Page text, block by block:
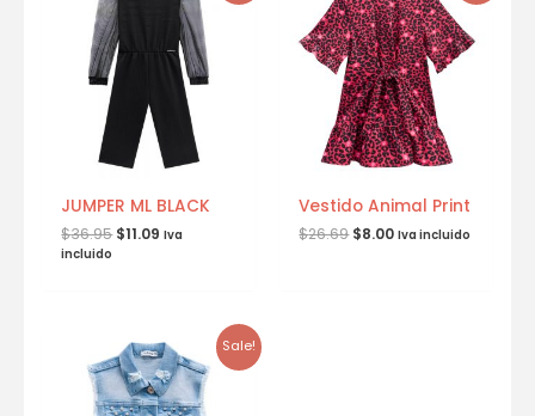
JUMPER ML BLACK
$36.95 $11.09 Iva
incluido
Vestido Animal Print
$26.69 $8.00 Iva incluido
Sale!